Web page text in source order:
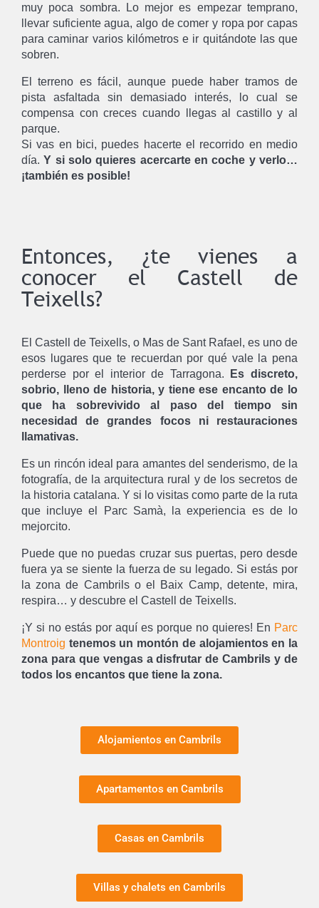
muy poca sombra. Lo mejor es empezar temprano,
llevar suficiente agua, algo de comer y ropa por capas
para caminar varios kilómetros e ir quitándote las que
sobren.
El terreno es fácil, aunque puede haber tramos de
pista asfaltada sin demasiado interés, lo cual se
compensa con creces cuando llegas al castillo y al
parque.
Si vas en bici, puedes hacerte el recorrido en medio
día.Y si solo quieres acercarte en coche y verlo…
¡también es posible!
Entonces, ¿te vienes a
conocer el Castell de
Teixells?
El Castell de Teixells, o Mas de Sant Rafael, es uno de
esos lugares que te recuerdan por qué vale la pena
perderse por el interior de Tarragona.
Es discreto,
sobrio, lleno de historia, y tiene ese encanto de lo
que ha sobrevivido al paso del tiempo sin
necesidad de grandes focos ni restauraciones
llamativas.
Es un rincón ideal para amantes del senderismo, de la
fotografía, de la arquitectura rural y de los secretos de
la historia catalana. Y si lo visitas como parte de la ruta
que incluye el Parc Samà, la experiencia es de lo
mejorcito.
Puede que no puedas cruzar sus puertas, pero desde
fuera ya se siente la fuerza de su legado. Si estás por
la zona de Cambrils o el Baix Camp, detente, mira,
respira… y descubre el Castell de Teixells.
¡Y si no estás por aquí es porque no quieres! En Parc
Montroig tenemos un montón de alojamientos en la
zona para que vengas a disfrutar de Cambrils y de
todos los encantos que tiene la zona.
Alojamientos en Cambrils
Apartamentos en Cambrils
Casas en Cambrils
Villas y chalets en Cambrils